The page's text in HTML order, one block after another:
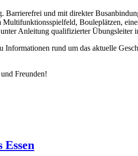
und mit direkter
Bouleplätzen,
Anleitung qualifizierter
rund um das aktuelle
Freunden!